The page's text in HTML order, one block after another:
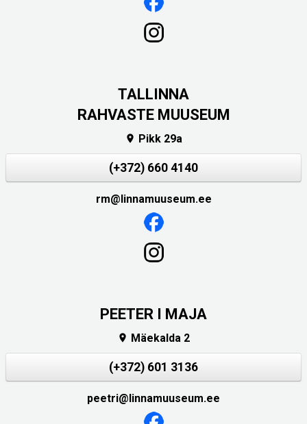
TALLINNA
RAHVASTE MUUSEUM
 Pikk 29a
(+372) 660 4140
rm@linnamuuseum.ee
PEETER I MAJA
 Mäekalda 2
(+372) 601 3136
peetri@linnamuuseum.ee